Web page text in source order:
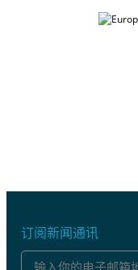
订阅新闻通讯